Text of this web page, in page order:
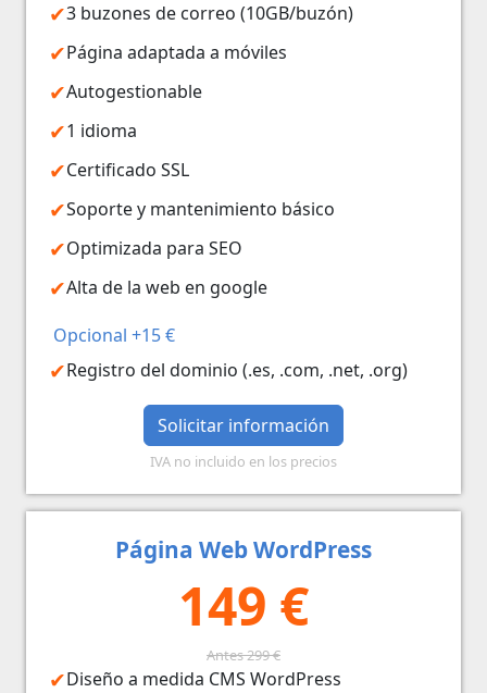
3 buzones de correo (10GB/buzón)
Página adaptada a móviles
Autogestionable
1 idioma
Certificado SSL
Soporte y mantenimiento básico
Optimizada para SEO
Alta de la web en google
Opcional +15 €
Registro del dominio (.es, .com, .net, .org)
Solicitar información
IVA no incluido en los precios
Página Web WordPress
149 €
Antes 299 €
Diseño a medida CMS WordPress